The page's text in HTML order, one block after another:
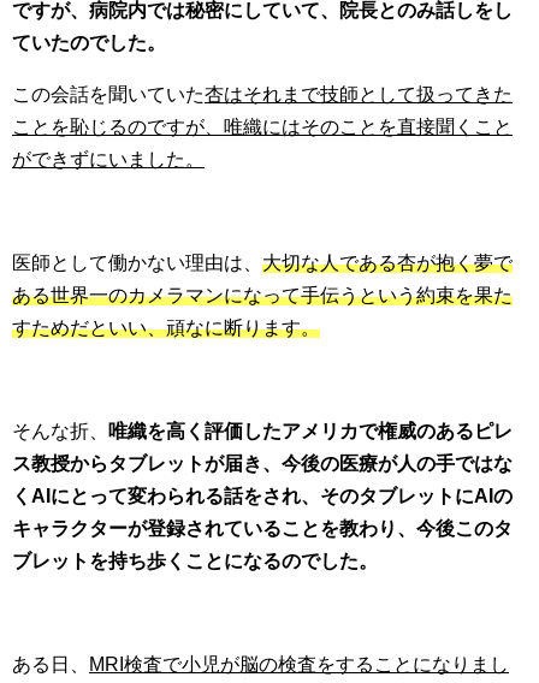
ですが、病院内では秘密にしていて、院長とのみ話しをし
ていたのでした。
この会話を聞いていた杏はそれまで技師として扱ってきた
ことを恥じるのですが、唯織にはそのことを直接聞くこと
ができずにいました。
医師として働かない理由は、 大切な人である杏が抱く夢で
ある世界一のカメラマンになって手伝うという約束を果た
すためだといい、頑なに断ります。
そんな折、
唯織を高く評価したアメリカで権威のあるピレ
ス教授からタブレットが届き、今後の医療が人の手ではな
くAIにとって変わられる話をされ、そのタブレットにAIの
キャラクターが登録されていることを教わり、今後このタ
ブレットを持ち歩くことになるのでした。
ある日、
MRI検査で小児が脳の検査をすることになりまし